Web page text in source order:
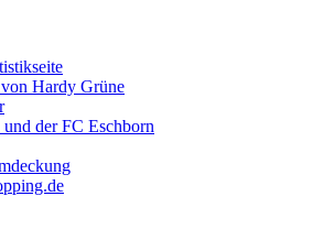
Hardy Grüne
der FC Eschborn